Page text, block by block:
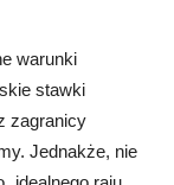
warunki
stawki
zagranicy
Jednakże, nie